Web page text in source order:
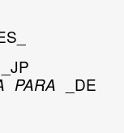
_JP
PARA _DE